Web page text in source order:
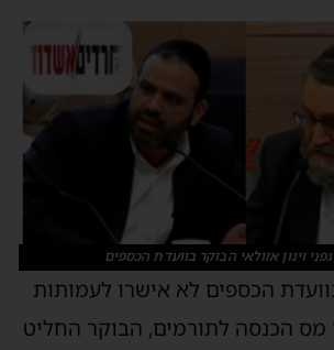
אזולאי הבוקר בוועדת הכספים
הכספים לא אישרו לעמותות
מס הכנסה לתורמים, הבוקר החליט